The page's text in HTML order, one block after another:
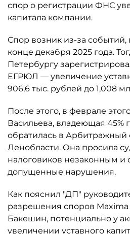
спор о регистрации ФНС
капитала компании.
Спор возник из-за
конце декабря 2025 года.
Петербургу
ЕГРЮЛ — увеличение
906,6 тыс. рублей до 1,008
После этого, в феврале
Васильева, владеющая 45%
обратилась в Арбитражный
Ленобласти. Она просила
налоговиков незаконным и
допущенные нарушения.
Как пояснил "ДП"
разрешения споров Maxima
Бакешин, потенциально у
увеличении уставного